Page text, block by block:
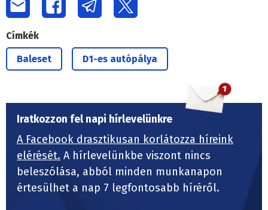
Címkék
Baleset D1-es autópálya
Iratkozzon fel napi hírlevelünkre
A Facebook drasztikusan korlátozza híreink
elérését. A hírlevelünkbe viszont nincs
beleszólása, abból minden munkanapon
értesülhet a nap 7 legfontosabb híréről.